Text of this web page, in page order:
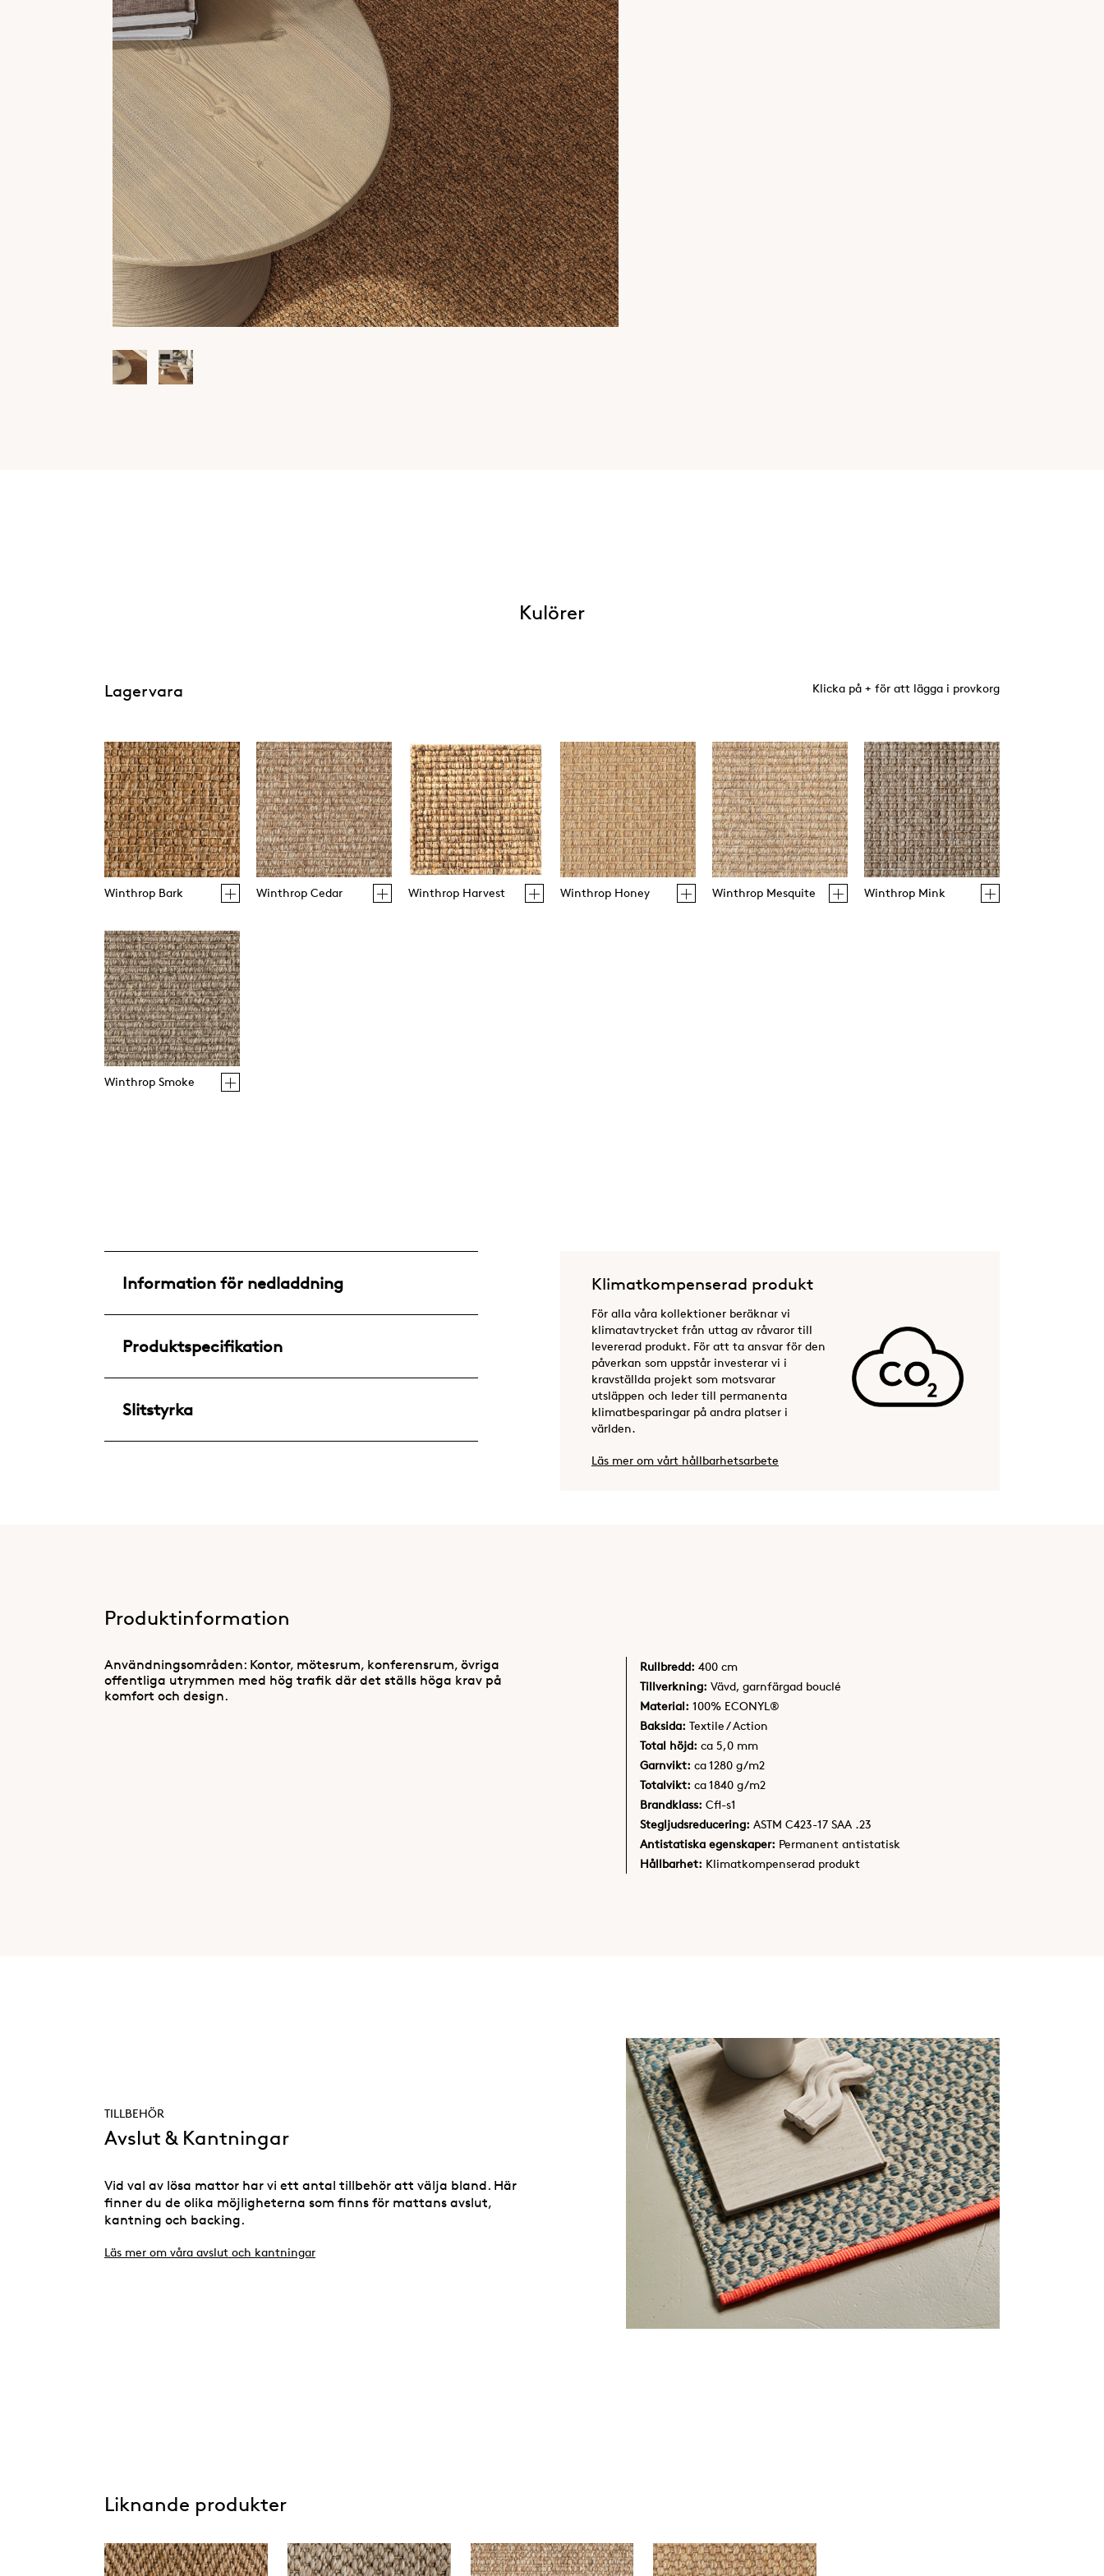
Kulörer
Lagervara Klicka på + för att lägga i provkorg
Winthrop Bark Winthrop Cedar Winthrop Harvest Winthrop Honey Winthrop Mesquite Winthrop Mink
Winthrop Smoke
Information för nedladdning
Produktspecifikation
Slitstyrka
Klimatkompenserad produkt
För alla våra kollektioner beräknar vi
klimatavtrycket från uttag av råvaror till
levererad produkt. För att ta ansvar för den
påverkan som uppstår investerar vi i
kravställda projekt som motsvarar
utsläppen och leder till permanenta
klimatbesparingar på andra platser i
världen.
Läs mer om vårt hållbarhetsarbete
Produktinformation
Användningsområden: Kontor, mötesrum, konferensrum, övriga
offentliga utrymmen med hög trafik där det ställs höga krav på
komfort och design.
Rullbredd: 400 cm
Tillverkning: Vävd, garnfärgad bouclé
Material: 100% ECONYL®
Baksida: Textile / Action
Total höjd: ca 5,0 mm
Garnvikt: ca 1280 g/m2
Totalvikt: ca 1840 g/m2
Brandklass: Cfl-s1
Stegljudsreducering: ASTM C423-17 SAA .23
Antistatiska egenskaper: Permanent antistatisk
Hållbarhet: Klimatkompenserad produkt
TILLBEHÖR
Avslut & Kantningar
Vid val av lösa mattor har vi ett antal tillbehör att välja bland. Här
finner du de olika möjligheterna som finns för mattans avslut,
kantning och backing.
Läs mer om våra avslut och kantningar
Liknande produkter